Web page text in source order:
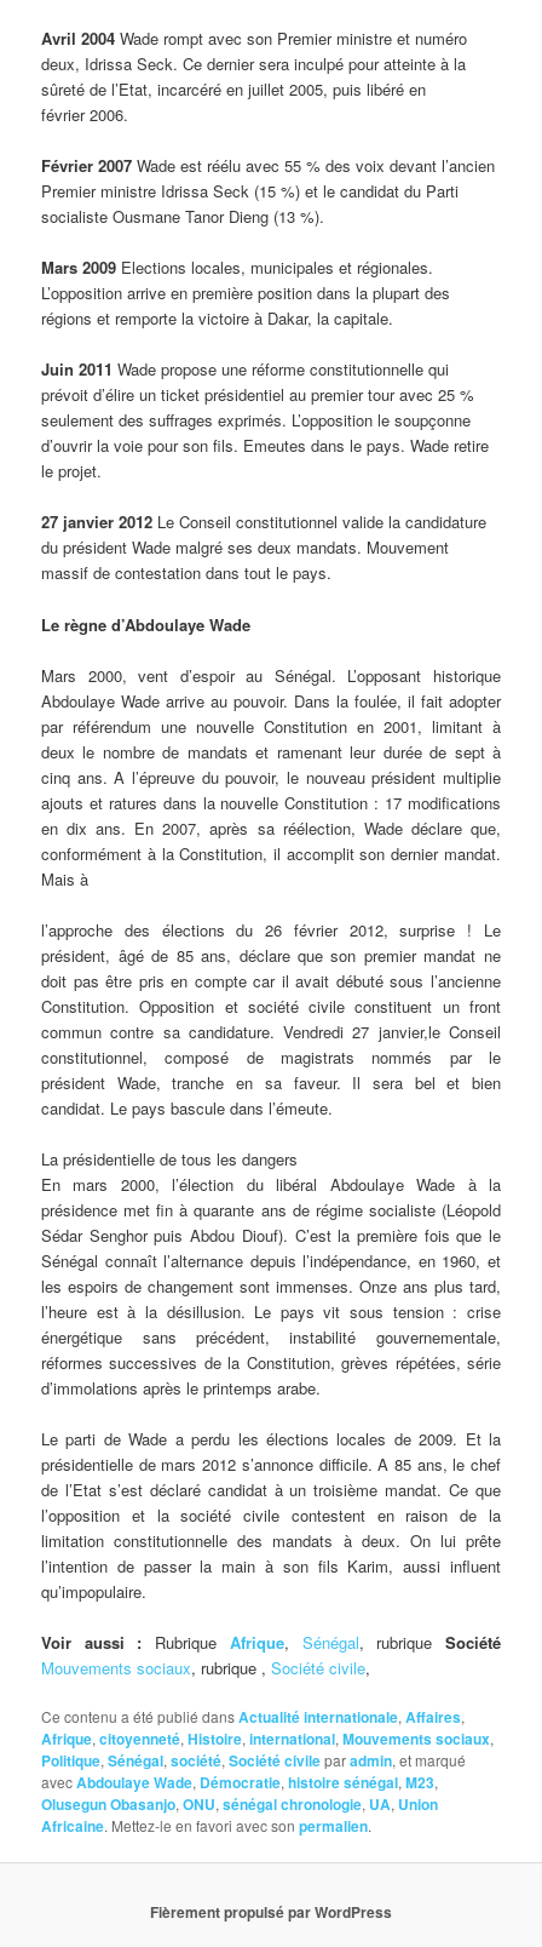
Avril 2004 Wade rompt avec son Premier ministre et numéro
deux, Idrissa Seck. Ce dernier sera inculpé pour atteinte à la
sûreté de l’Etat, incarcéré en juillet 2005, puis libéré en
février 2006.
Février 2007 Wade est réélu avec 55 % des voix devant l’ancien
Premier ministre Idrissa Seck (15 %) et le candidat du Parti
socialiste Ousmane Tanor Dieng (13 %).
Mars 2009 Elections locales, municipales et régionales.
L’opposition arrive en première position dans la plupart des
régions et remporte la victoire à Dakar, la capitale.
Juin 2011 Wade propose une réforme constitutionnelle qui
prévoit d’élire un ticket présidentiel au premier tour avec 25 %
seulement des suffrages exprimés. L’opposition le soupçonne
d’ouvrir la voie pour son fils. Emeutes dans le pays. Wade retire
le projet.
27 janvier 2012 Le Conseil constitutionnel valide la candidature
du président Wade malgré ses deux mandats. Mouvement
massif de contestation dans tout le pays.
Le règne d’Abdoulaye Wade
Mars 2000, vent d’espoir au Sénégal. L’opposant historique
Abdoulaye Wade arrive au pouvoir. Dans la foulée, il fait adopter
par référendum une nouvelle Constitution en 2001, limitant à
deux le nombre de mandats et ramenant leur durée de sept à
cinq ans. A l’épreuve du pouvoir, le nouveau président multiplie
ajouts et ratures dans la nouvelle Constitution : 17 modifications
en dix ans. En 2007, après sa réélection, Wade déclare que,
conformément à la Constitution, il accomplit son dernier mandat.
Mais à
l’approche des élections du 26 février 2012, surprise ! Le
président, âgé de 85 ans, déclare que son premier mandat ne
doit pas être pris en compte car il avait débuté sous l’ancienne
Constitution. Opposition et société civile constituent un front
commun contre sa candidature. Vendredi 27 janvier,le Conseil
constitutionnel, composé de magistrats nommés par le
président Wade, tranche en sa faveur. Il sera bel et bien
candidat. Le pays bascule dans l’émeute.
La présidentielle de tous les dangers
En mars 2000, l’élection du libéral Abdoulaye Wade à la
présidence met fin à quarante ans de régime socialiste (Léopold
Sédar Senghor puis Abdou Diouf). C’est la première fois que le
Sénégal connaît l’alternance depuis l’indépendance, en 1960, et
les espoirs de changement sont immenses. Onze ans plus tard,
l’heure est à la désillusion. Le pays vit sous tension : crise
énergétique sans précédent, instabilité gouvernementale,
réformes successives de la Constitution, grèves répétées, série
d’immolations après le printemps arabe.
Le parti de Wade a perdu les élections locales de 2009. Et la
présidentielle de mars 2012 s’annonce difficile. A 85 ans, le chef
de l’Etat s’est déclaré candidat à un troisième mandat. Ce que
l’opposition et la société civile contestent en raison de la
limitation constitutionnelle des mandats à deux. On lui prête
l’intention de passer la main à son fils Karim, aussi influent
qu’impopulaire.
Voir aussi : Rubrique Afrique, Sénégal, rubrique Société
Mouvements sociaux, rubrique ,Société civile,
Ce contenu a été publié dansActualité internationale,Affaires,
Afrique,citoyenneté,Histoire,international,Mouvements sociaux,
Politique,Sénégal,société,Société civileparadmin, et marqué
avecAbdoulaye Wade, Démocratie,histoire sénégal,M23,
Olusegun Obasanjo,ONU,sénégal chronologie, UA, Union
Africaine. Mettez-le en favori avec sonpermalien.
Fièrement propulsé par WordPress